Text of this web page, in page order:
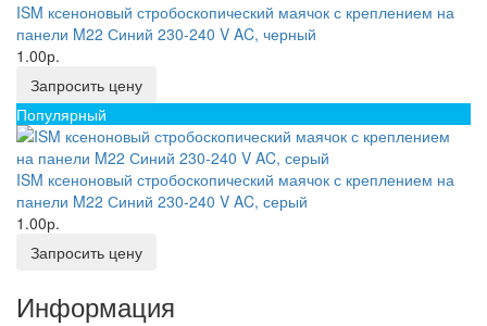
ISM ксеноновый стробоскопический маячок с креплением на
панели M22 Синий 230-240 V AC, черный
1.00р.
Запросить цену
Популярный
ISM ксеноновый стробоскопический маячок с креплением на
панели M22 Синий 230-240 V AC, серый
1.00р.
Запросить цену
Информация